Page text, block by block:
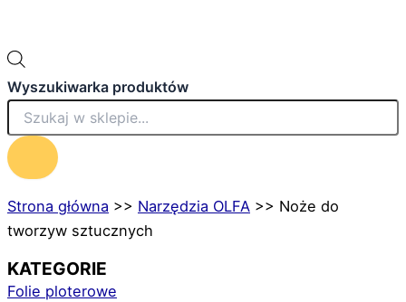
Wyszukiwarka produktów
Strona główna >> Narzędzia OLFA >> Noże do
tworzyw sztucznych
KATEGORIE
Folie ploterowe